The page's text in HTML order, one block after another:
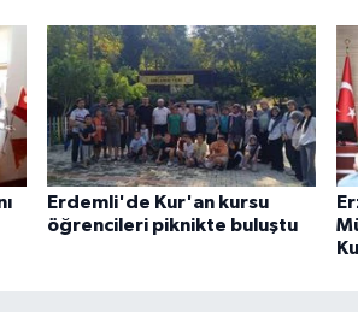
Erdemli'de Kur'an kursu
öğrencileri piknikte buluştu